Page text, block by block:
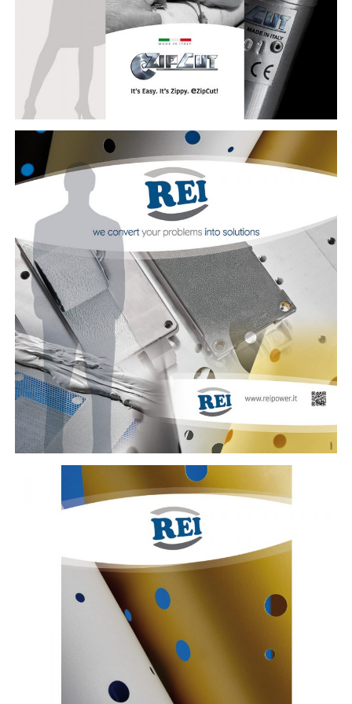
REI Advanced Materials – espositore
REI Advanced Materials – flayer